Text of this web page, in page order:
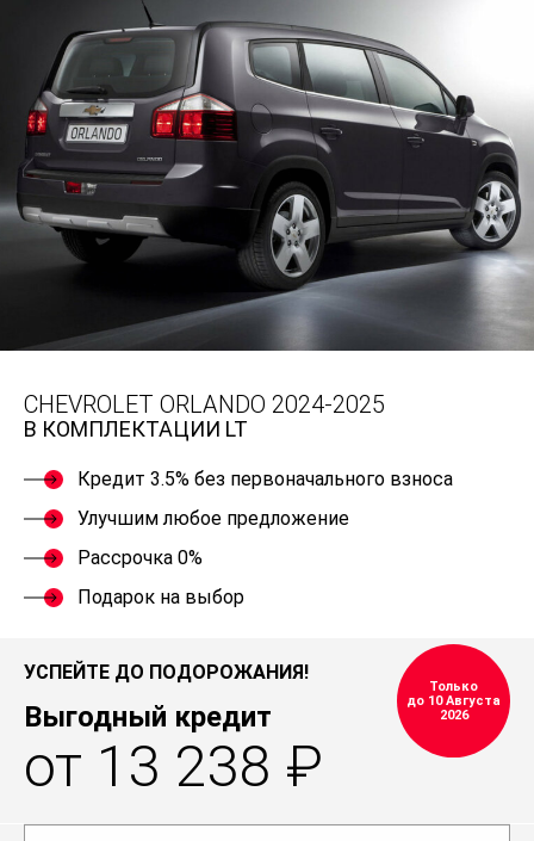
CHEVROLET ORLANDO 2024-2025
В КОМПЛЕКТАЦИИ LT
Кредит 3.5% без первоначального взноса
Улучшим любое предложение
Рассрочка 0%
Подарок на выбор
УСПЕЙТЕ ДО ПОДОРОЖАНИЯ!
Выгодный кредит
от 13 238 ₽
Только
до 10 Августа
2026